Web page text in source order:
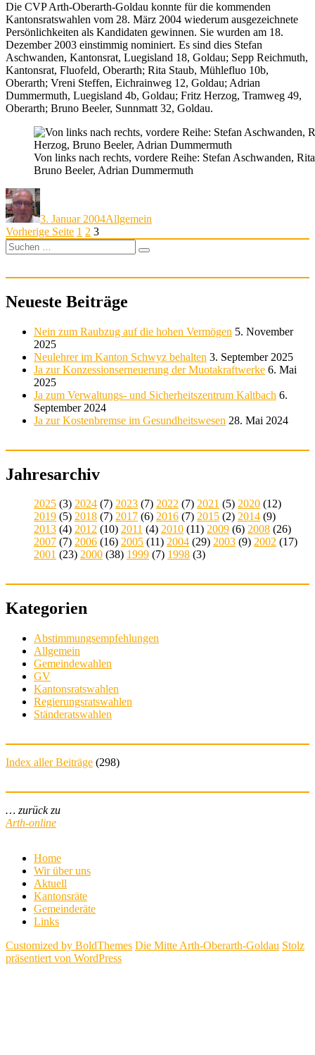
Die CVP Arth-Oberarth-Goldau konnte für die kommenden
Kantonsratswahlen vom 28. März 2004 wiederum ausgezeichnete
Persönlichkeiten als Kandidaten gewinnen. Sie wurden am 18.
Dezember 2003 einstimmig nominiert. Es sind dies Stefan
Aschwanden, Kantonsrat, Luegisland 18, Goldau; Sepp Reichmuth,
Kantonsrat, Fluofeld, Oberarth; Rita Staub, Mühlefluo 10b,
Oberarth; Vreni Steffen, Eichrainweg 12, Goldau; Adrian
Dummermuth, Luegisland 4b, Goldau; Fritz Herzog, Tramweg 49,
Oberarth; Bruno Beeler, Sunnmatt 32, Goldau.
Von links nach rechts, vordere Reihe: Stefan Aschwanden,
Bruno Beeler, Adrian Dummermuth
Autor
Veröffentlicht
am
3. Januar 2004Allgemein
Seitennummerierung
der
Vorherige Seite Seite
1 Seite
2 Seite
3
Suchen
nach:
Suchen
Neueste Beiträge
Nein zum Raubzug auf die hohen Vermögen 5. November
2025
Neulehrer im Kanton Schwyz behalten 3. September 2025
Ja zur Konzessionserneuerung der Muotakraftwerke 6. Mai
2025
Ja zum Verwaltungs- und Sicherheitszentrum Kaltbach 6.
September 2024
Ja zur Kostenbremse im Gesundheitswesen 28. Mai 2024
Jahresarchiv
2025 (3) 2024 (7) 2023 (7) 2022 (7) 2021 (5) 2020 (12)
2019 (5) 2018 (7) 2017 (6) 2016 (7) 2015 (2) 2014 (9)
2013 (4) 2012 (10) 2011 (4) 2010 (11) 2009 (6) 2008 (26)
2007 (7) 2006 (16) 2005 (11) 2004 (29) 2003 (9) 2002 (17)
2001 (23) 2000 (38) 1999 (7) 1998 (3)
Kategorien
Abstimmungsempfehlungen
Allgemein
Gemeindewahlen
GV
Kantonsratswahlen
Regierungsratswahlen
Ständeratswahlen
Index aller Beiträge (298)
… zurück zu
Arth-online
Home
Wir über uns
Aktuell
Kantonsräte
Gemeinderäte
Links
Customized by BoldThemes Die Mitte Arth-Oberarth-Goldau Stolz
präsentiert von WordPress